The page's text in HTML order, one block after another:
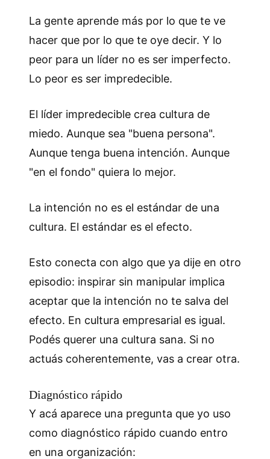
La gente aprende más por lo que te ve
hacer que por lo que te oye decir. Y lo
peor para un líder no es ser imperfecto.
Lo peor es ser impredecible.
El líder impredecible crea cultura de
miedo. Aunque sea "buena persona".
Aunque tenga buena intención. Aunque
"en el fondo" quiera lo mejor.
La intención no es el estándar de una
cultura. El estándar es el efecto.
Esto conecta con algo que ya dije en otro
episodio: inspirar sin manipular implica
aceptar que la intención no te salva del
efecto. En cultura empresarial es igual.
Podés querer una cultura sana. Si no
actuás coherentemente, vas a crear otra.
Diagnóstico rápido
Y acá aparece una pregunta que yo uso
como diagnóstico rápido cuando entro
en una organización: